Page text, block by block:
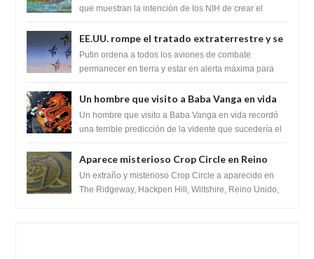
SARS-CoV-2, utilizando la investigación de
que muestran la intención de los NIH de crear el
EE.UU. rompe el tratado extraterrestre y se
prepara para destruir el misterioso satélite
"Caballero Negro"
Putin ordena a todos los aviones de combate
permanecer en tierra y estar en alerta máxima para
Un hombre que visito a Baba Vanga en vida
recordó la terrible predicción de la vidente
para febrero de 2022.
Un hombre que visito a Baba Vanga en vida recordó
una terrible predicción de la vidente que sucedería el
Aparece misterioso Crop Circle en Reino
Unido 23 de junio 2016
Un extraño y misterioso Crop Circle a aparecido en
The Ridgeway, Hackpen Hill, Wiltshire, Reino Unido,